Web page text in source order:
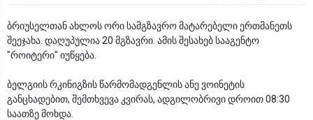
ბრიუსელთან ახლოს ორი სამგზავრო მატარებელი ერთმანეთს
შეეჯახა. დაღუპულია 20 მგზავრი. ამის შესახებ სააგენტო
"როიტერი" იუწყება.
ბელგიის რკინიგზის წარმომადგენლის ანე ვოინეტის
განცხადებით, შემთხვევა კვირას, ადგილობრივი დროით 08:30
საათზე მოხდა.